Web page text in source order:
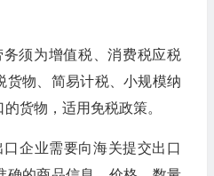
须为增值税、消费税应税
货物、简易计税、小规模纳
货物，适用免税政策。
企业需要向海关提交出口